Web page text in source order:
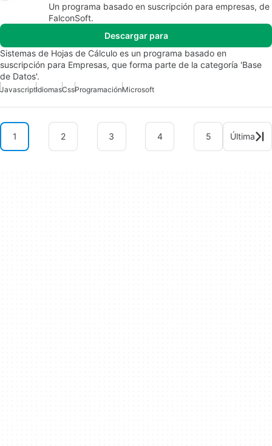
Un programa basado en suscripción para empresas, de
FalconSoft.
Descargar para
Sistemas de Hojas de Cálculo es un programa basado en
suscripción para Empresas, que forma parte de la categoría 'Base
de Datos'.
JavascriptIdiomasCssProgramaciónMicrosoft
1 2 3 4 5 Última